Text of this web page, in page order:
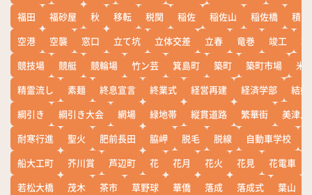
福田
福砂屋 秋 移転 税関 稲佐 稲佐山 稲佐橋
積雪
空港
空襲 窓口 立て坑 立体交差 立春 竜巻 竣工
競技場
競艇 競輪場 竹ン芸 箕島町 築町 築町市場
米
精霊流し
素麺 終息宣言 終業式 経営再建 経済学部
結婚
綱引き
綱引き大会 網場 緑地帯 縦貫道路 繁華街
美津島
耐寒行進
聖火 肥前長田 脇岬 脱毛 脱線 自動車学校
船大工町
芥川賞 芦辺町 花 花月 花火 花見 花電車
若松大橋
茂木 茶市 草野球 華僑 落成 落成式 葉山